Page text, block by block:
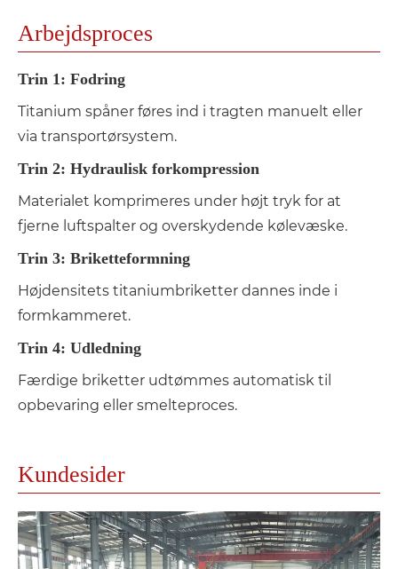
Arbejdsproces
Trin 1: Fodring
Titanium spåner føres ind i tragten manuelt eller
via transportørsystem.
Trin 2: Hydraulisk forkompression
Materialet komprimeres under højt tryk for at
fjerne luftspalter og overskydende kølevæske.
Trin 3: Briketteformning
Højdensitets titaniumbriketter dannes inde i
formkammeret.
Trin 4: Udledning
Færdige briketter udtømmes automatisk til
opbevaring eller smelteproces.
Kundesider